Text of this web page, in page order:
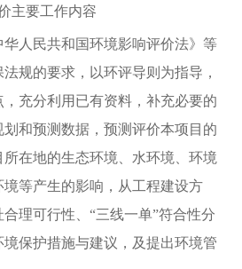
主要工作内容
人民共和国环境影响评价法》等
规的要求，以环评导则为指导，
充分利用已有资料，补充必要的
和预测数据，预测评价本项目的
在地的生态环境、水环境、环境
等产生的影响，从工程建设方
理可行性、“三线一单”符合性分
保护措施与建议，及提出环境管